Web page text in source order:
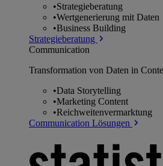
•Strategieberatung
•Wertgenerierung mit Daten
•Business Building
Strategieberatung
Communication
Transformation von Daten in
•Data Storytelling
•Marketing Content
•Reichweitenvermarktung
Communication Lösungen